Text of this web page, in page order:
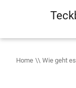
Home Wie geht